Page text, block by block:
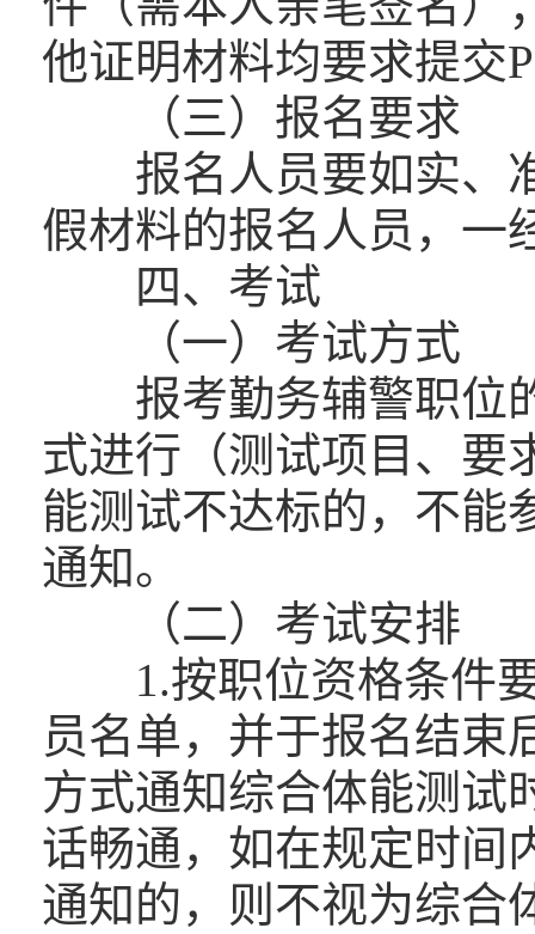
他证明材料均要求提交
（三）报名要求
报名人员要如实、准
假材料的报名人员，一
四、考试
（一）考试方式
报考勤务辅警职位的
式进行（测试项目、要
能测试不达标的，不能
通知。
（二）考试安排
1.按职位资格条件要
员名单，并于报名结束
方式通知综合体能测试
话畅通，如在规定时间
通知的，则不视为综合